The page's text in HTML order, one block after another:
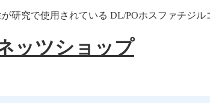
研究で使用されている DL/POホスファチジ